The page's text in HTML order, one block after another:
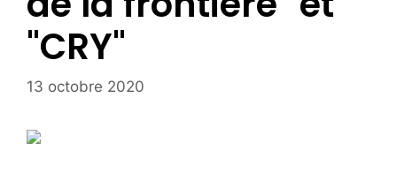
"CRY"
13 octobre 2020